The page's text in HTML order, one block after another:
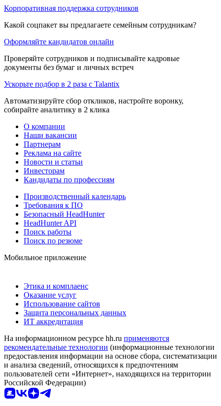
Корпоративная поддержка сотрудников
Какой соцпакет вы предлагаете семейным сотрудникам?
Оформляйте кандидатов онлайн
Проверяйте сотрудников и подписывайте кадровые
документы без бумаг и личных встреч
Ускорьте подбор в 2 раза с Talantix
Автоматизируйте сбор откликов, настройте воронку,
собирайте аналитику в 2 клика
О компании
Наши вакансии
Партнерам
Реклама на сайте
Новости и статьи
Инвесторам
Кандидаты по профессиям
Производственный календарь
Требования к ПО
Безопасный HeadHunter
HeadHunter API
Поиск работы
Поиск по резюме
Мобильное приложение
Этика и комплаенс
Оказание услуг
Использование сайтов
Защита персональных данных
ИТ аккредитация
На информационном ресурсе hh.ru применяются
рекомендательные технологии (информационные технологии
предоставления информации на основе сбора, систематизации
и анализа сведений, относящихся к предпочтениям
пользователей сети «Интернет», находящихся на территории
Российской Федерации)